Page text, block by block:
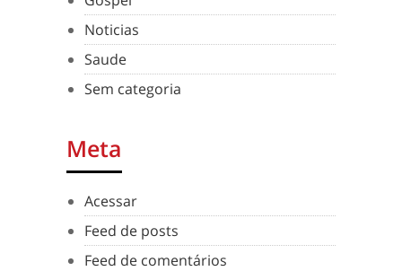
Noticias
Saude
Sem categoria
Meta
Acessar
Feed de posts
Feed de comentários